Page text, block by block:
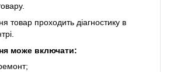
товар проходить діагностику в
може включати: